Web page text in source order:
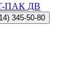
345-50-80